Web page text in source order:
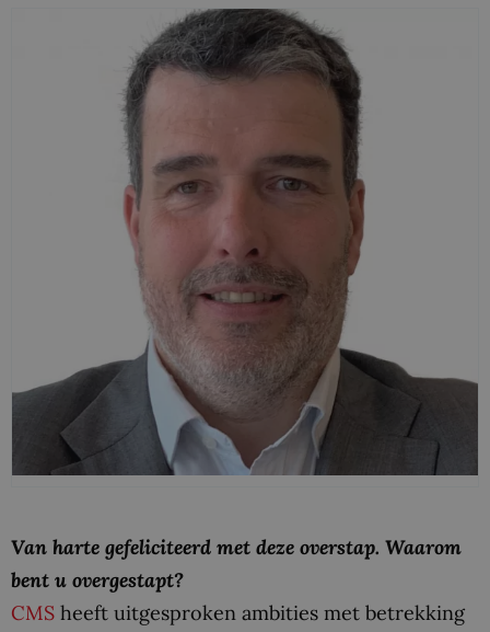
Van harte gefeliciteerd met deze overstap. Waarom
bent u overgestapt?
CMS heeft uitgesproken ambities met betrekking